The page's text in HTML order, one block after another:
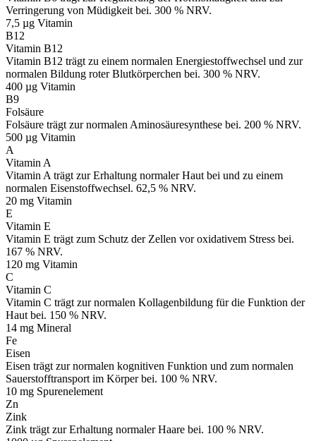
Verringerung von Müdigkeit bei. 300 % NRV.
7,5 µg Vitamin
B12
Vitamin B12
Vitamin B12 trägt zu einem normalen Energiestoffwechsel und zur
normalen Bildung roter Blutkörperchen bei. 300 % NRV.
400 µg Vitamin
B9
Folsäure
Folsäure trägt zur normalen Aminosäuresynthese bei. 200 % NRV.
500 µg Vitamin
A
Vitamin A
Vitamin A trägt zur Erhaltung normaler Haut bei und zu einem
normalen Eisenstoffwechsel. 62,5 % NRV.
20 mg Vitamin
E
Vitamin E
Vitamin E trägt zum Schutz der Zellen vor oxidativem Stress bei.
167 % NRV.
120 mg Vitamin
C
Vitamin C
Vitamin C trägt zur normalen Kollagenbildung für die Funktion der
Haut bei. 150 % NRV.
14 mg Mineral
Fe
Eisen
Eisen trägt zur normalen kognitiven Funktion und zum normalen
Sauerstofftransport im Körper bei. 100 % NRV.
10 mg Spurenelement
Zn
Zink
Zink trägt zur Erhaltung normaler Haare bei. 100 % NRV.